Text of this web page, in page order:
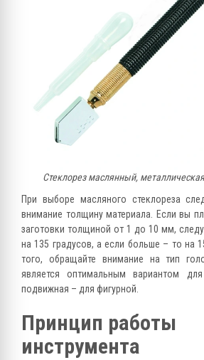
Стеклорез маслянный,
При выборе масляного стеклореза
внимание толщину материала. Если вы
заготовки толщиной от 1 до 10 мм,
на 135 градусов, а если больше – то на
того, обращайте внимание на тип
является оптимальным вариантом
подвижная – для фигурной.
Принцип работы
инструмента